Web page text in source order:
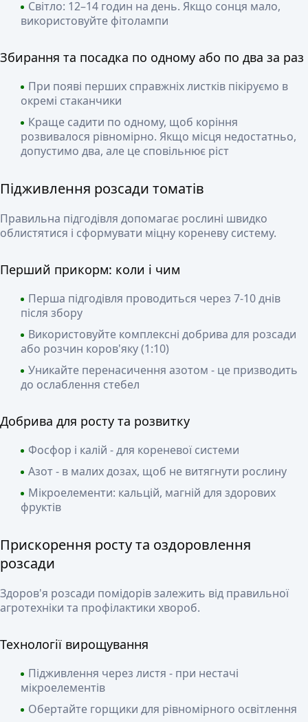
Світло: 12–14 годин на день. Якщо сонця мало,
використовуйте фітолампи
Збирання та посадка по одному або по два за раз
При появі перших справжніх листків пікіруємо в
окремі стаканчики
Краще садити по одному, щоб коріння
розвивалося рівномірно. Якщо місця недостатньо,
допустимо два, але це сповільнює ріст
Підживлення розсади томатів
Правильна підгодівля допомагає рослині швидко
облистятися і сформувати міцну кореневу систему.
Перший прикорм: коли і чим
Перша підгодівля проводиться через 7-10 днів
після збору
Використовуйте комплексні добрива для розсади
або розчин коров'яку (1:10)
Уникайте перенасичення азотом - це призводить
до ослаблення стебел
Добрива для росту та розвитку
Фосфор і калій - для кореневої системи
Азот - в малих дозах, щоб не витягнути рослину
Мікроелементи: кальцій, магній для здорових
фруктів
Прискорення росту та оздоровлення
розсади
Здоров'я розсади помідорів залежить від правильної
агротехніки та профілактики хвороб.
Технології вирощування
Підживлення через листя - при нестачі
мікроелементів
Обертайте горщики для рівномірного освітлення